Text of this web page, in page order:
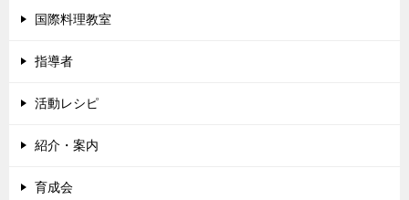
国際料理教室
指導者
活動レシピ
紹介・案内
育成会